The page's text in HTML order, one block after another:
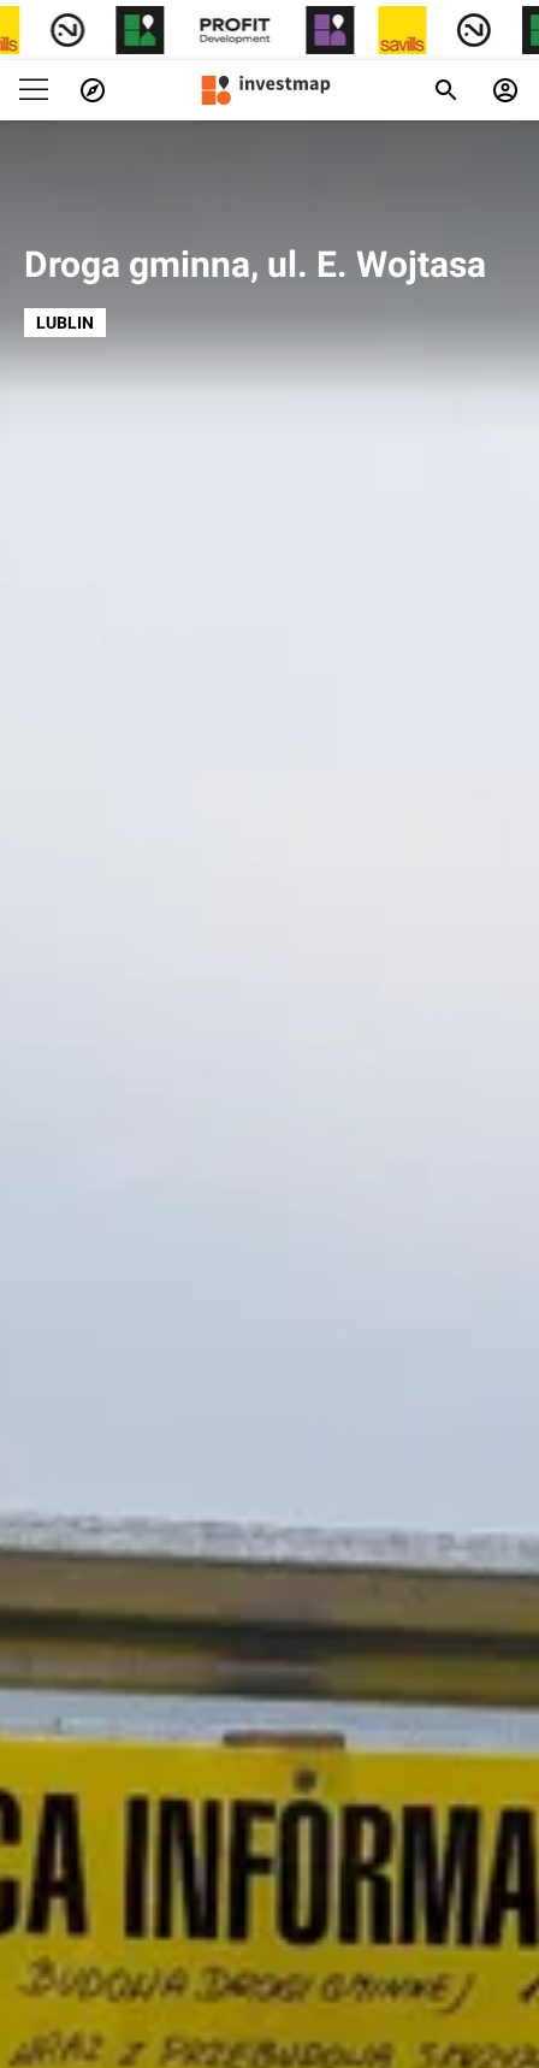
Droga gminna, ul. E. Wojtasa
LUBLIN